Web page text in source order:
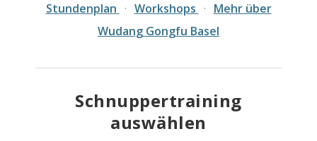
Stundenplan · Workshops · Mehr über
Wudang Gongfu Basel
Schnuppertraining
auswählen